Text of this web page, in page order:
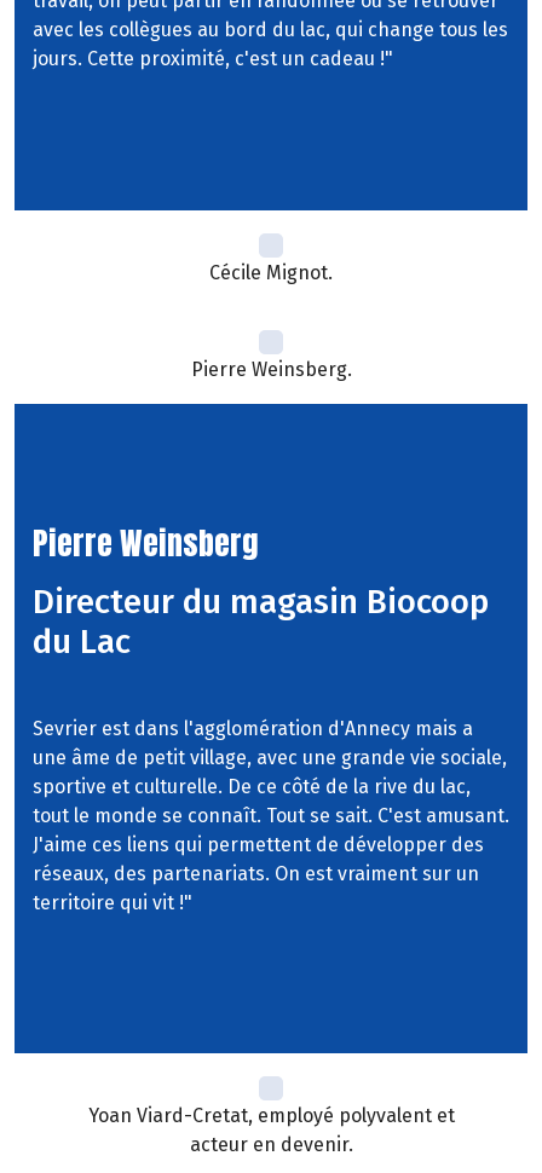
avec les collègues au bord du lac, qui change tous les
jours. Cette proximité, c'est un cadeau !"
Cécile Mignot.
Pierre Weinsberg.
Pierre Weinsberg
Directeur du magasin Biocoop
du Lac
Sevrier est dans l'agglomération d'Annecy mais a
une âme de petit village, avec une grande vie sociale,
sportive et culturelle. De ce côté de la rive du lac,
tout le monde se connaît. Tout se sait. C'est amusant.
J'aime ces liens qui permettent de développer des
réseaux, des partenariats. On est vraiment sur un
territoire qui vit !"
Yoan Viard-Cretat, employé polyvalent et
acteur en devenir.